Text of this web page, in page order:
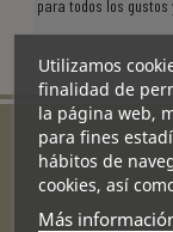
para todos los gustos
Utilizamos
finalidad de
la página web,
para fines
hábitos de
cookies, así
Más